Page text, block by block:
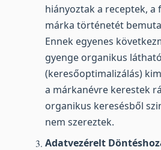
hiányoztak a receptek, a
márka történetét
Ennek egyenes
gyenge organikus
(keresőoptimalizálás)
a márkanévre kerestek
organikus keresésből
nem szereztek.
Adatvezérelt